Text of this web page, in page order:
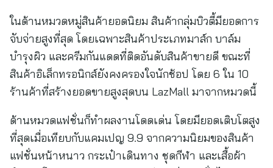
ในด้านหมวดหมู่สินค้ายอดนิยม สินค้ากลุ่มบิวตี้มียอดการ
จับจ่ายสูงที่สุด โดยเฉพาะสินค้าประเภทมาส์ก บาล์ม
บำรุงผิว และครีมกันแดดที่ติดอันดับสินค้าขายดี ขณะที่
สินค้าอิเล็กทรอนิกส์ยังคงครองใจนักช้อป โดย 6 ใน 10
ร้านค้าที่สร้างยอดขายสูงสุดบน LazMall มาจากหมวดนี้
ด้านหมวดแฟชั่นก็ทำผลงานโดดเด่น โดยมียอดเติบโตสูง
ที่สุดเมื่อเทียบกับแคมเปญ 9.9 จากความนิยมของสินค้า
แฟชั่นหน้าหนาว กระเป๋าเดินทาง ชุดกีฬา และเสื้อผ้า